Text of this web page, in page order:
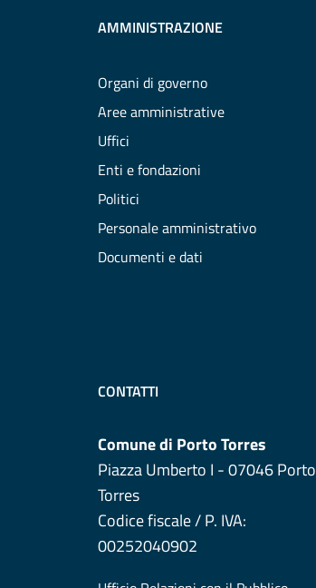
AMMINISTRAZIONE
Organi di governo
Aree amministrative
Uffici
Enti e fondazioni
Politici
Personale amministrativo
Documenti e dati
CONTATTI
Comune di Porto Torres
Piazza Umberto I - 07046 Porto
Torres
Codice fiscale / P. IVA:
00252040902